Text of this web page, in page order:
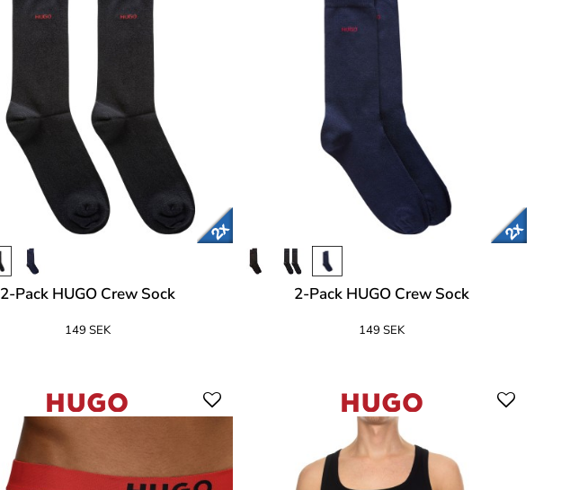
2-Pack HUGO Crew Sock
149 SEK
2-Pack HUGO Crew Sock
149 SEK